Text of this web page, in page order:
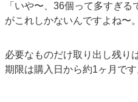
「いや〜、36個って多すぎ
がこれしかないんですよね〜。
必要なものだけ取り出し残り
期限は購入日から約1ヶ月です